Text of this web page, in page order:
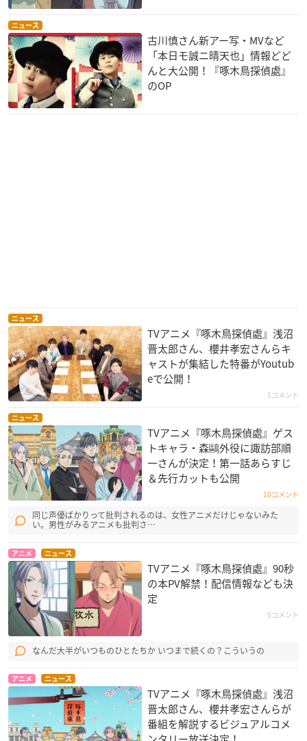
ニュース
古川慎さん新アー写・MVなど
「本日モ誠ニ晴天也」情報どど
んと大公開！『啄木鳥探偵處』
のOP
ニュース
TVアニメ『啄木鳥探偵處』浅沼
晋太郎さん、櫻井孝宏さんらキ
ャストが集結した特番がYoutub
eで公開！
1コメント
ニュース
TVアニメ『啄木鳥探偵處』ゲス
トキャラ・森鷗外役に諏訪部順
一さんが決定！第一話あらすじ
＆先行カットも公開
10コメント
同じ声優ばかりって批判されるのは、女性アニメだけじゃないみた
い。男性がみるアニメも批判さ…
アニメ ニュース
TVアニメ『啄木鳥探偵處』90秒
の本PV解禁！配信情報なども決
定
5コメント
なんだ大半がいつものひとたちか いつまで続くの？こういうの
アニメ ニュース
TVアニメ『啄木鳥探偵處』浅沼
晋太郎さん、櫻井孝宏さんらが
番組を解説するビジュアルコメ